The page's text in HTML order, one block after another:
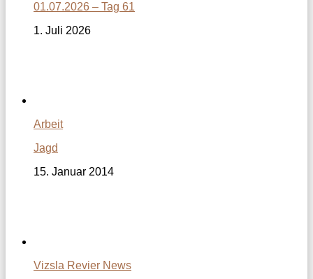
01.07.2026 – Tag 61
1. Juli 2026
Arbeit
Jagd
15. Januar 2014
Vizsla Revier News